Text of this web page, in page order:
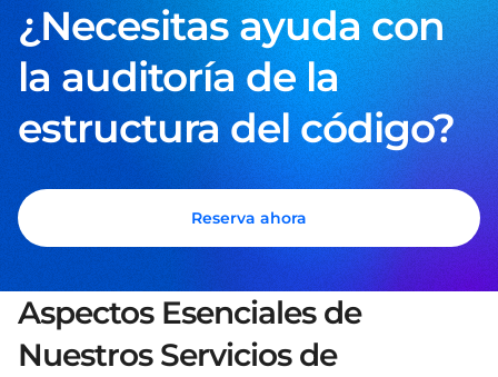
¿Necesitas ayuda con
la auditoría de la
estructura del código?
Reserva ahora
Aspectos Esenciales de
Nuestros Servicios de